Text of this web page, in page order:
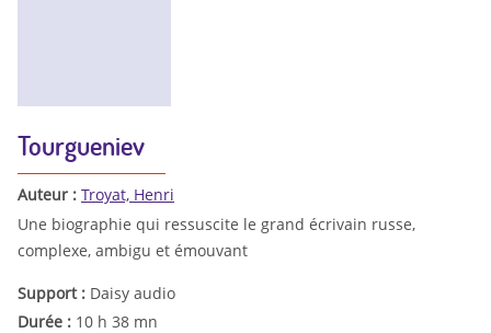
Tourgueniev
Auteur : Troyat, Henri
Une biographie qui ressuscite le grand écrivain russe,
complexe, ambigu et émouvant
Support : Daisy audio
Durée : 10 h 38 mn